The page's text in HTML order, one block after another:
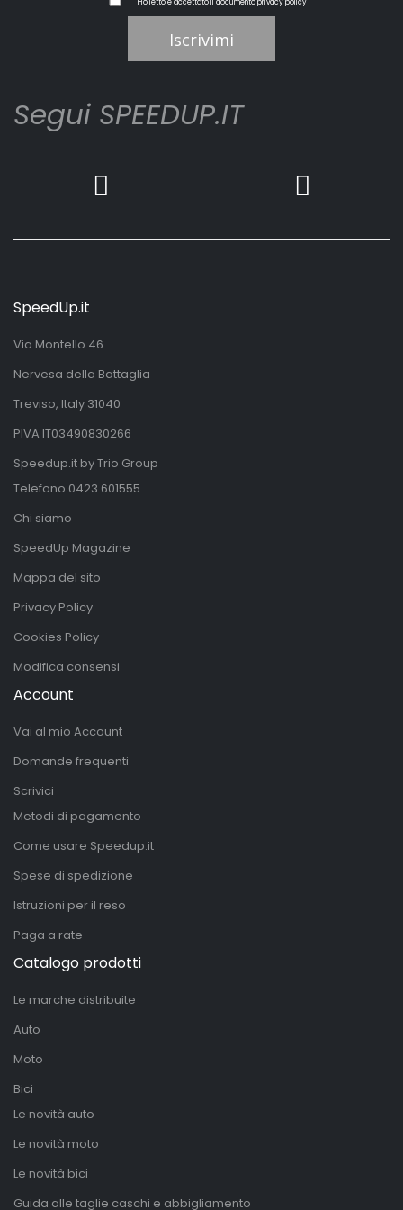
Ho letto e accettato il documentoprivacy policy
Iscrivimi
Segui SPEEDUP.IT
SpeedUp.it
Via Montello 46
Nervesa della Battaglia
Treviso, Italy 31040
PIVA IT03490830266
Speedup.it by Trio Group
Telefono 0423.601555
Chi siamo
SpeedUp Magazine
Mappa del sito
Privacy Policy
Cookies Policy
Modifica consensi
Account
Vai al mio Account
Domande frequenti
Scrivici
Metodi di pagamento
Come usare Speedup.it
Spese di spedizione
Istruzioni per il reso
Paga a rate
Catalogo prodotti
Le marche distribuite
Auto
Moto
Bici
Le novità auto
Le novità moto
Le novità bici
Guida alle taglie caschi e abbigliamento